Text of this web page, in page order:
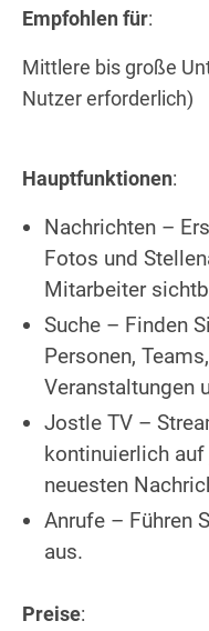
Empfohlen für:
Mittlere bis große
Nutzer erforderlich)
Hauptfunktionen:
Nachrichten –
Fotos und
Mitarbeiter
Suche – Finden
Personen,
Veranstaltungen
Jostle TV –
kontinuierlich
neuesten
Anrufe – Führen
aus.
Preise: